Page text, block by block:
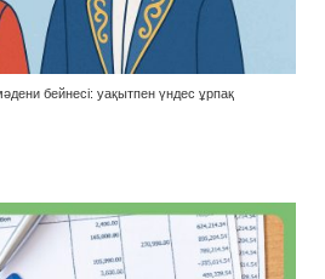
бейнесі: уақытпен үндес ұрпақ